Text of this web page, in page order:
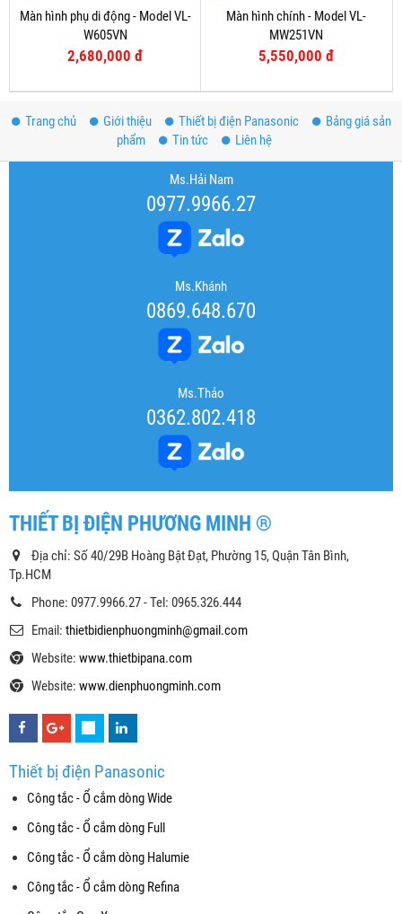
Màn hình phụ di động - Model VL-
W605VN
2,680,000 đ
Màn hình chính - Model VL-
MW251VN
5,550,000 đ
Trang chủ Giới thiệu Thiết bị điện Panasonic
Bảng giá sản
phẩm
Tin tức Liên hệ
Ms.Hải Nam
0977.9966.27
Ms.Khánh
0869.648.670
Ms.Thảo
0362.802.418
THIẾT BỊ ĐIỆN PHƯƠNG MINH ®
Địa chỉ: Số 40/29B Hoàng Bật Đạt, Phường 15, Quận Tân Bình,
Tp.HCM
Phone: 0977.9966.27 - Tel: 0965.326.444
Email: thietbidienphuongminh@gmail.com
Website: www.thietbipana.com
Website: www.dienphuongminh.com
Thiết bị điện Panasonic
Công tắc - Ổ cắm dòng Wide
Công tắc - Ổ cắm dòng Full
Công tắc - Ổ cắm dòng Halumie
Công tắc - Ổ cắm dòng Refina